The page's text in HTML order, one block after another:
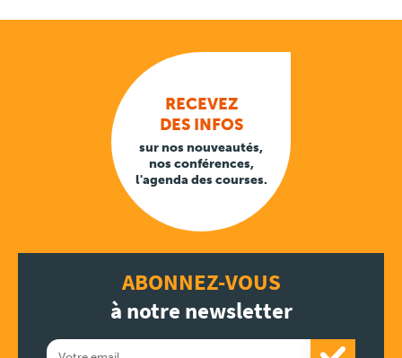
RECEVEZ
DES INFOS
sur nos nouveautés,
nos conférences,
l'agenda des courses.
ABONNEZ-VOUS
à notre newsletter